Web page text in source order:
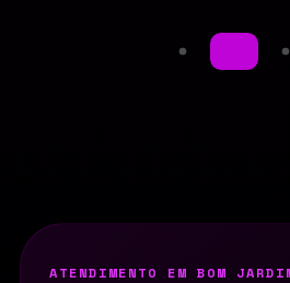
ATENDIMENTO EM BOM